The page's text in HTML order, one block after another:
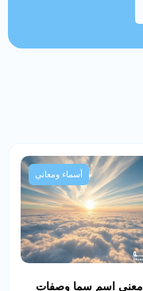
أسماء ومعاني
معنى اسم سما وصفات